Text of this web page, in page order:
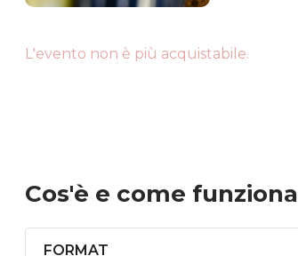
L'evento non è più acquistabile.
Cos'è e come funziona
FORMAT